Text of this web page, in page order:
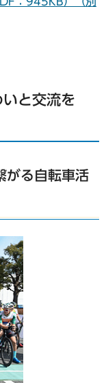
と交流を
がる自転車活